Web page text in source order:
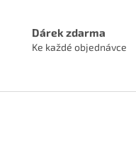
Dárek zdarma
Ke každé objednávce